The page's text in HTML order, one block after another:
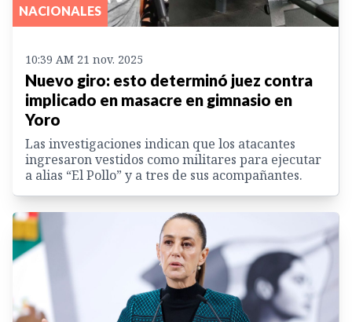
NACIONALES
10:39 AM 21 nov. 2025
Nuevo giro: esto determinó juez contra
implicado en masacre en gimnasio en
Yoro
Las investigaciones indican que los atacantes
ingresaron vestidos como militares para ejecutar
a alias “El Pollo” y a tres de sus acompañantes.